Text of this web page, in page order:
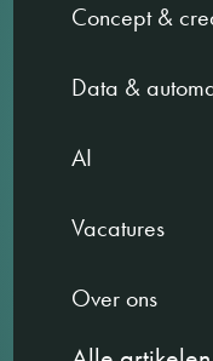
Concept &
Data &
AI
Vacatures
Over ons